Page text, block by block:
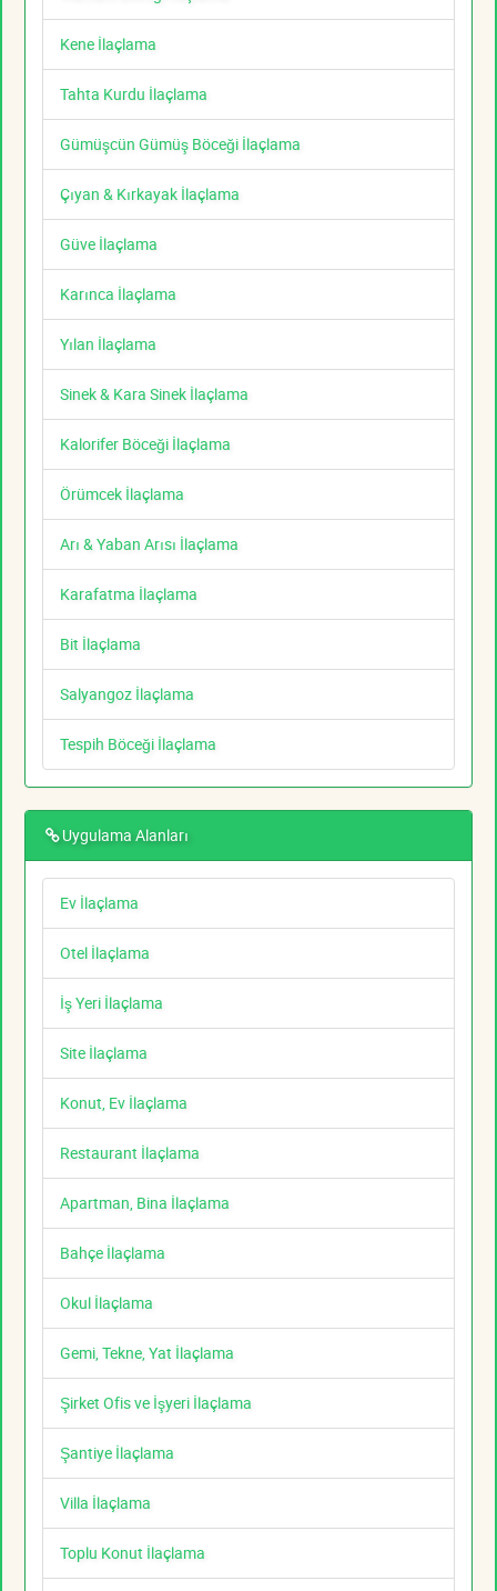
Kene İlaçlama
Tahta Kurdu İlaçlama
Gümüşcün Gümüş Böceği İlaçlama
Çıyan & Kırkayak İlaçlama
Güve İlaçlama
Karınca İlaçlama
Yılan İlaçlama
Sinek & Kara Sinek İlaçlama
Kalorifer Böceği İlaçlama
Örümcek İlaçlama
Arı & Yaban Arısı İlaçlama
Karafatma İlaçlama
Bit İlaçlama
Salyangoz İlaçlama
Tespih Böceği İlaçlama
Uygulama Alanları
Ev İlaçlama
Otel İlaçlama
İş Yeri İlaçlama
Site İlaçlama
Konut, Ev İlaçlama
Restaurant İlaçlama
Apartman, Bina İlaçlama
Bahçe İlaçlama
Okul İlaçlama
Gemi, Tekne, Yat İlaçlama
Şirket Ofis ve İşyeri İlaçlama
Şantiye İlaçlama
Villa İlaçlama
Toplu Konut İlaçlama